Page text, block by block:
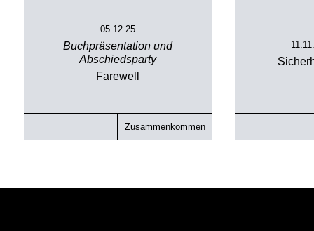
05.12.25
Buchpräsentation und
Abschiedsparty
Farewell
Zusammenkommen